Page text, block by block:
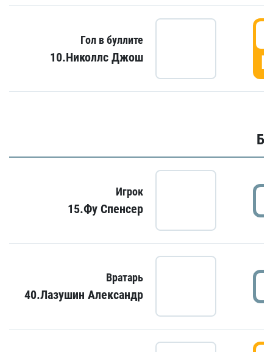
Гол в буллите
10.Николлс Джош
Игрок
15.Фу Спенсер
Вратарь
40.Лазушин Александр